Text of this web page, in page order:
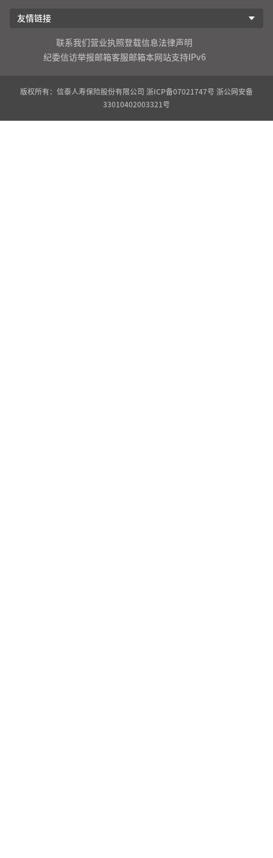
友情链接
联系我们 营业执照登载信息法律声明
纪委信访举报邮箱客服邮箱本网站支持IPv6
版权所有：信泰人寿保险股份有限公司 浙ICP备07021747号 浙公网安备
33010402003321号